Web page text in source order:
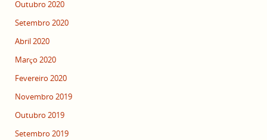
Outubro 2020
Setembro 2020
Abril 2020
Março 2020
Fevereiro 2020
Novembro 2019
Outubro 2019
Setembro 2019